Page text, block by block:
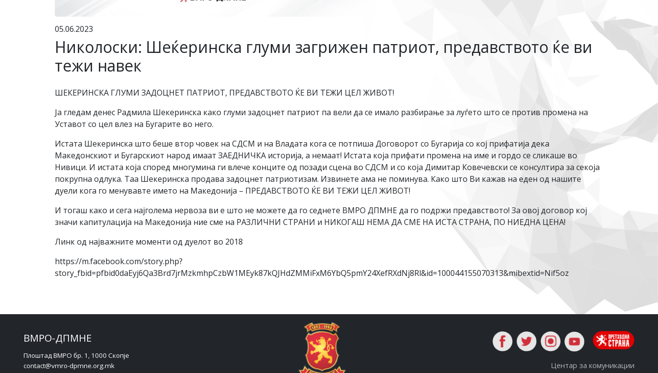
05.06.2023
Николоски: Шеќеринска глуми загрижен патриот, предавството ќе ви
тежи навек
ШЕКЕРИНСКА ГЛУМИ ЗАДОЦНЕТ ПАТРИОТ, ПРЕДАВСТВОТО ЌЕ ВИ ТЕЖИ ЦЕЛ ЖИВОТ!
Ја гледам денес Радмила Шекеринска како глуми задоцнет патриот па вели да се имало разбирање за луѓето што се против промена на
Уставот со цел влез на Бугарите во него.
Истата Шекеринска што беше втор човек на СДСМ и на Владата кога се потпиша Договорот со Бугарија со кој прифатија дека
Македонскиот и Бугарскиот народ имаат ЗАЕДНИЧКА историја, а немаат! Истата која прифати промена на име и гордо се сликаше во
Нивици. И истата која според многумина ги влече конците од позади сцена во СДСМ и со која Димитар Ковечевски се консултира за секоја
покрупна одлука. Таа Шекеринска продава задоцнет патриотизам. Извинете ама не поминува. Како што Ви кажав на еден од нашите
дуели кога го менувавте името на Македонија – ПРЕДАВСТВОТО ЌЕ ВИ ТЕЖИ ЦЕЛ ЖИВОТ!
И тогаш како и сега најголема нервоза ви е што не можете да го седнете ВМРО ДПМНЕ да го подржи предавството! За овој договор кој
значи капитулација на Македонија ние сме на РАЗЛИЧНИ СТРАНИ и НИКОГАШ НЕМА ДА СМЕ НА ИСТА СТРАНА, ПО НИЕДНА ЦЕНА!
Линк од најважните моменти од дуелот во 2018
https://m.facebook.com/story.php?
story_fbid=pfbid0daEyj6Qa3Brd7jrMzkmhpCzbW1MEyk87kQJHdZMMiFxM6YbQ5pmY24XefRXdNj8Rl&id=100044155070313&mibextid=Nif5oz
ВМРО-ДПМНЕ
Плоштад ВМРО бр. 1, 1000 Скопје
contact@vmro-dpmne.org.mk
Центар за комуникации